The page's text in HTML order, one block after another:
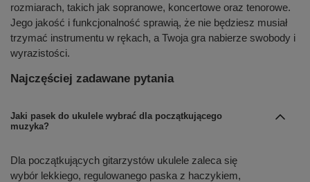
rozmiarach, takich jak sopranowe, koncertowe oraz tenorowe.
Jego jakość i funkcjonalność sprawią, że nie będziesz musiał
trzymać instrumentu w rękach, a Twoja gra nabierze swobody i
wyrazistości.
Najczęściej zadawane pytania
Jaki pasek do ukulele wybrać dla początkującego
muzyka?
Dla początkujących gitarzystów ukulele zaleca się
wybór lekkiego, regulowanego paska z haczykiem,